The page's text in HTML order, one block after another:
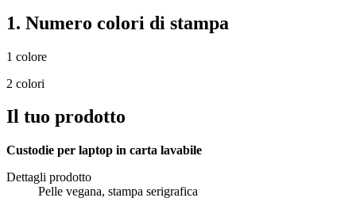
1. Numero colori di stampa
1 colore
2 colori
Il tuo prodotto
Custodie per laptop in carta lavabile
Dettagli prodotto
Pelle vegana, stampa serigrafica